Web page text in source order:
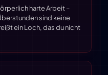
harte Arbeit –
sind keine
ein Loch, das du nicht